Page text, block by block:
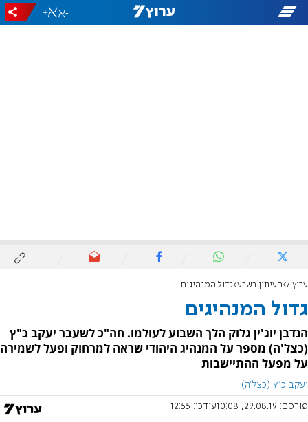
-
+
ערוץ 7 העיתון בשבע גדול המנהיגים
גדול המנהיגים
הנדבן יוג'ין גלוק הלך השבוע לעולמו. חה"כ לשעבר יעקב כ"ץ
(כצל'ה) מספר על המנהיג היהודי שראה למרחוק ופעל לשמירה
על מפעל ההתיישבות
יעקב כ"ץ (כצל'ה)
פורסם: 29.08.19, 10:08 עודכן: 12:55